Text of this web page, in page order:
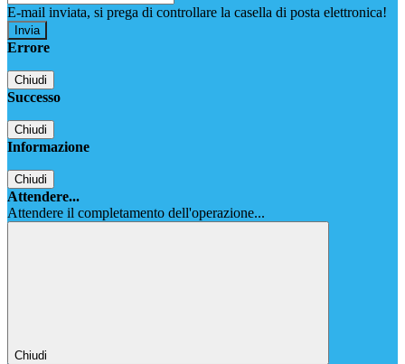
E-mail inviata, si prega di controllare la casella di posta elettronica!
Errore
Chiudi
Successo
Chiudi
Informazione
Chiudi
Attendere...
Attendere il completamento dell'operazione...
Chiudi